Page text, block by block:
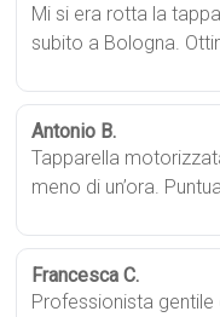
Mi si era rotta la
subito a Bologna.
Antonio B.
Tapparella
meno di un’ora.
Francesca C.
Professionista